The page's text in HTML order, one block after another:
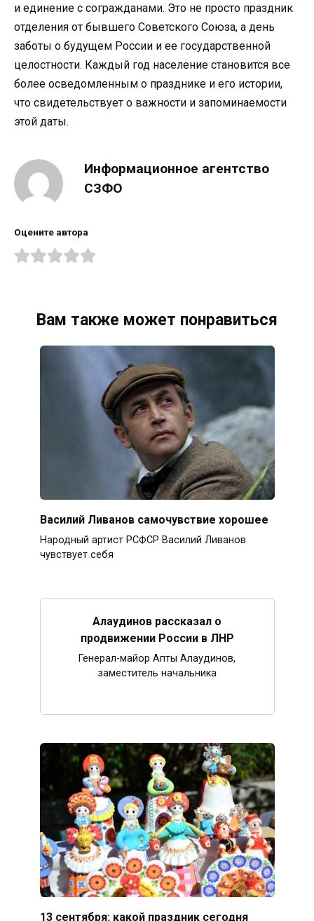
и единение с согражданами. Это не просто праздник
отделения от бывшего Советского Союза, а день
заботы о будущем России и ее государственной
целостности. Каждый год население становится все
более осведомленным о празднике и его истории,
что свидетельствует о важности и запоминаемости
этой даты.
Информационное агентство
СЗФО
Оцените автора
Вам также может понравиться
Василий Ливанов самочувствие хорошее
Народный артист РСФСР Василий Ливанов
чувствует себя
Алаудинов рассказал о
продвижении России в ЛНР
Генерал-майор Апты Алаудинов,
заместитель начальника
13 сентября: какой праздник сегодня